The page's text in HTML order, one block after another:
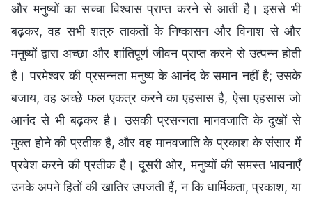
और मनुष्यों का सच्चा विश्वास प्राप्त करने से आती है। इससे भी
बढ़कर, वह सभी शत्रु ताकतों के निष्कासन और विनाश से और
मनुष्यों द्वारा अच्छा और शांतिपूर्ण जीवन प्राप्त करने से उत्पन्न होती
है। परमेश्वर की प्रसन्नता मनुष्य के आनंद के समान नहीं है; उसके
बजाय, वह अच्छे फल एकत्र करने का एहसास है, ऐसा एहसास जो
आनंद से भी बढ़कर है। उसकी प्रसन्नता मानवजाति के दुखों से
मुक्त होने की प्रतीक है, और वह मानवजाति के प्रकाश के संसार में
प्रवेश करने की प्रतीक है। दूसरी ओर, मनुष्यों की समस्त भावनाएँ
उनके अपने हितों की खातिर उपजती हैं, न कि धार्मिकता, प्रकाश, या